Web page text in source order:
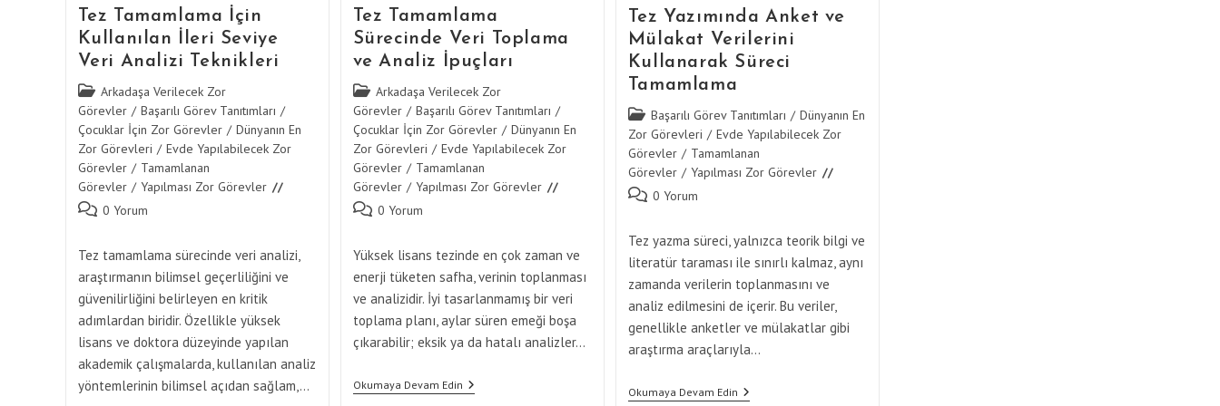
Tez Tamamlama İçin
Kullanılan İleri Seviye
Veri Analizi Teknikleri
Post
category:
Arkadaşa Verilecek Zor
Görevler / Başarılı Görev Tanıtımları /
Çocuklar İçin Zor Görevler / Dünyanın En
Zor Görevleri / Evde Yapılabilecek Zor
Görevler / Tamamlanan
Görevler / Yapılması Zor Görevler
Post 0 Yorum
Tez tamamlama sürecinde veri analizi,
araştırmanın bilimsel geçerliliğini ve
güvenilirliğini belirleyen en kritik
adımlardan biridir. Özellikle yüksek
lisans ve doktora düzeyinde yapılan
akademik çalışmalarda, kullanılan analiz
yöntemlerinin bilimsel açıdan sağlam,…
Tez Tamamlama
Sürecinde Veri Toplama
ve Analiz İpuçları
Post
category:
Arkadaşa Verilecek Zor
Görevler / Başarılı Görev Tanıtımları /
Çocuklar İçin Zor Görevler / Dünyanın En
Zor Görevleri / Evde Yapılabilecek Zor
Görevler / Tamamlanan
Görevler / Yapılması Zor Görevler
Post 0 Yorum
Yüksek lisans tezinde en çok zaman ve
enerji tüketen safha, verinin toplanması
ve analizidir. İyi tasarlanmamış bir veri
toplama planı, aylar süren emeği boşa
çıkarabilir; eksik ya da hatalı analizler…
Okumaya Devam EdinTez
Tez Yazımında Anket ve
Mülakat Verilerini
Kullanarak Süreci
Tamamlama
Post
category:
Başarılı Görev Tanıtımları / Dünyanın En
Zor Görevleri / Evde Yapılabilecek Zor
Görevler / Tamamlanan
Görevler / Yapılması Zor Görevler
Post 0 Yorum
Tez yazma süreci, yalnızca teorik bilgi ve
literatür taraması ile sınırlı kalmaz, aynı
zamanda verilerin toplanmasını ve
analiz edilmesini de içerir. Bu veriler,
genellikle anketler ve mülakatlar gibi
araştırma araçlarıyla…
Okumaya Devam EdinTez